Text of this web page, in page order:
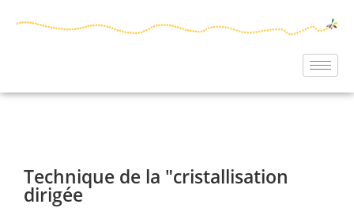
Technique de la "cristallisation
dirigée